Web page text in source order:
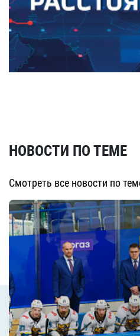
НОВОСТИ ПО ТЕМЕ
Смотреть все новости по